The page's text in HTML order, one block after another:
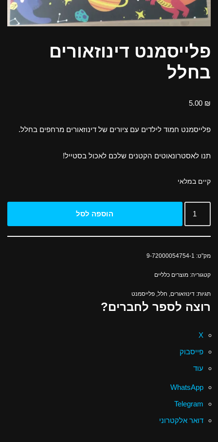
פלייסמנט דינוזאורים
בחלל
5.00 ₪
פלייסמנט חמוד לילדים עם ציורים של דינוזאורים מרחפים בחלל.
תנו לאסטרונאוטים הקטנים שלכם לאכול בסטייל!
קיים במלאי
הוספה לסל
מק"ט: 9-72000054754-1
קטגוריה: מוצרים כלליים
תגיות: דינוזאורים חלל פלייסמנט
רוצה לספר לחברים?
X
פייסבוק
עוד
WhatsApp
Telegram
דואר אלקטרוני